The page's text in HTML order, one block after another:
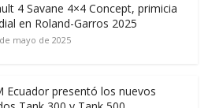
4 Savane 4×4 Concept, primicia
en Roland-Garros 2025
mayo de 2025
Ecuador presentó los nuevos